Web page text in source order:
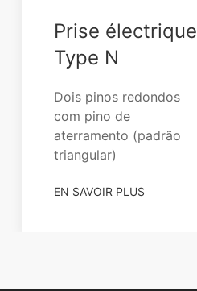
Prise électrique
Type N
Dois pinos redondos
com pino de
aterramento (padrão
triangular)
EN SAVOIR PLUS